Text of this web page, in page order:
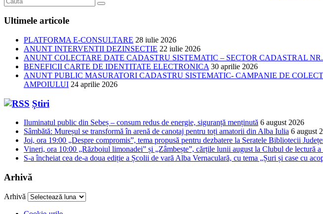
Ultimele articole
PLATFORMA E-CONSULTARE 28 iulie 2026
ANUNT INTERVENTII DEZINSECTIE 22 iulie 2026
ANUNT COLECTARE DATE CADASTRU SISTEMATIC – SECTOR CADASTRAL
BENEFICII CARTE DE IDENTITATE ELECTRONICA 30 aprilie 2026
ANUNT PUBLIC MASURATORI CADASTRU SISTEMATIC- CAMPANIE DE
AMPOIULUI 24 aprilie 2026
Știri
Iluminatul public din Sebeș – consum redus de energie, siguranță menținută 6 august 2026
Sâmbătă: Mureșul se transformă în arenă de canotaj pentru toți amatorii din Alba Iulia 6 august
Joi, ora 19:00 „Despre compromis”, tema propusă pentru dezbatere la Seratele Bibliotecii
Vineri, ora 10:00 „Războiul limonadei” și „Zâmbește”, cărțile lunii august la Clubul de lectură
S-a încheiat cea de-a doua ediție a Școlii de vară Alba Vernaculară, cu tema „Șuri și case cu
Arhivă
Arhivă